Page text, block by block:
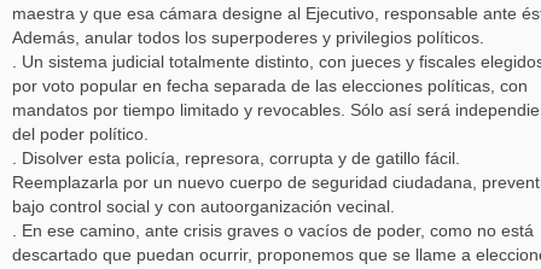
maestra y que esa cámara designe al Ejecutivo, responsable ante
Además, anular todos los superpoderes y privilegios políticos.
. Un sistema judicial totalmente distinto, con jueces y fiscales
por voto popular en fecha separada de las elecciones políticas, con
mandatos por tiempo limitado y revocables. Sólo así será
del poder político.
. Disolver esta policía, represora, corrupta y de gatillo fácil.
Reemplazarla por un nuevo cuerpo de seguridad ciudadana,
bajo control social y con autoorganización vecinal.
. En ese camino, ante crisis graves o vacíos de poder, como no está
descartado que puedan ocurrir, proponemos que se llame a